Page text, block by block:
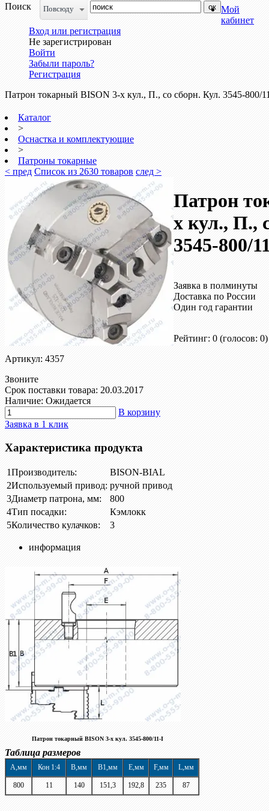
Поиск
Повсюду
Мой
кабинет
Вход или регистрация
Не зарегистрирован
Войти
Забыли пароль?
Регистрация
Патрон токарный BISON 3-х кул., П., со сборн. Кул. 3545-800/
Каталог
>
Оснастка и комплектующие
>
Патроны токарные
< пред Список из 2630 товаров след >
Патрон
х кул., П.,
3545-800/
Заявка в полминуты
Доставка по России
Один год гарантии
Рейтинг: 0 (голосов: 0)
Артикул: 4357
Звоните
Срок поставки товара: 20.03.2017
Наличие: Ожидается
В корзину
Заявка в 1 клик
Характеристика продукта
1Производитель:
BISON-BIAL
2Используемый привод: ручной привод
3Диаметр патрона, мм:
800
4Тип посадки:
Кэмлокк
5Количество кулачков: 3
информация
Патрон токарный BISON 3-х кул. 3545-800/11-I
Таблица размеров
A,мм Кон 1:4 B,мм B1,мм E,мм F,мм L,мм
800 11 140 151,3 192,8 235 87